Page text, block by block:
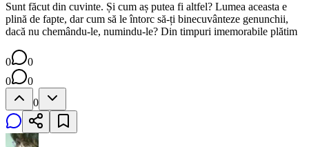
Sunt făcut din cuvinte. Și cum aș putea fi altfel? Lumea aceasta e
plină de fapte, dar cum să le întorc să-ți binecuvânteze genunchii,
dacă nu chemându-le, numindu-le? Din timpuri imemorabile plătim
0
0
0
0
0